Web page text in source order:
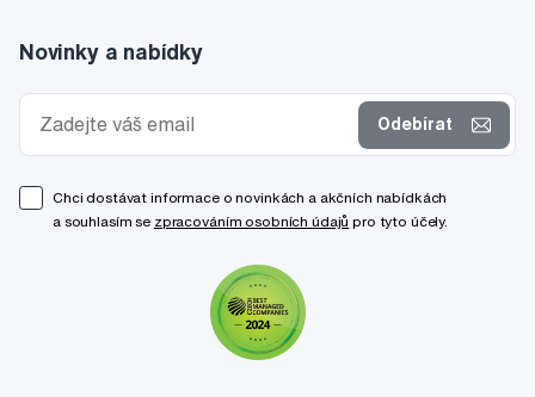
Novinky a nabídky
Odebírat
Chci dostávat informace o novinkách a akčních nabídkách
a souhlasím se zpracováním osobních údajů pro tyto účely.